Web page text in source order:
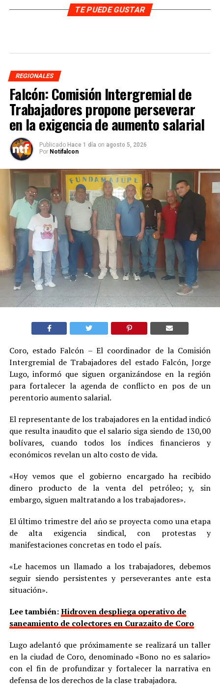
TE PUEDE GUSTAR
REGIONALES
Falcón: Comisión Intergremial de
Trabajadores propone perseverar
en la exigencia de aumento salarial
Publicado Hace 1 día on agosto 5, 2026
Por Notifalcon
Coro, estado Falcón – El coordinador de la Comisión
Intergremial de Trabajadores del estado Falcón, Jorge
Lugo, informó que siguen organizándose en la región
para fortalecer la agenda de conflicto en pos de un
perentorio aumento salarial.
El representante de los trabajadores en la entidad indicó
que resulta inaudito que el salario siga siendo de 130,00
bolívares, cuando todos los índices financieros y
económicos revelan un alto costo de vida.
«Hoy vemos que el gobierno encargado ha recibido
dinero producto de la venta del petróleo; y, sin
embargo, siguen maltratando a los trabajadores».
El último trimestre del año se proyecta como una etapa
de alta exigencia sindical, con protestas y
manifestaciones concretas en todo el país.
«Le hacemos un llamado a los trabajadores, debemos
seguir siendo persistentes y perseverantes ante esta
situación».
Lee también:Hidroven despliega operativo de
saneamiento de colectores en Curazaito de Coro
Lugo adelantó que próximamente se realizará un taller
en la ciudad de Coro, denominado «Bono no es salario»
con el fin de profundizar y fortalecer la narrativa en
defensa de los derechos de la clase trabajadora.